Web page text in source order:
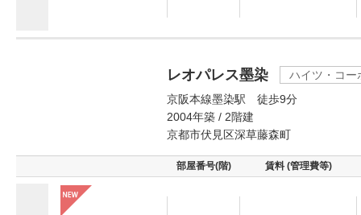
レオパレス墨染
ハイツ・コー
京阪本線墨染駅 徒歩9分
2004年築 / 2階建
京都市伏見区深草藤森町
部屋番号(階) 賃料 (管理費等)